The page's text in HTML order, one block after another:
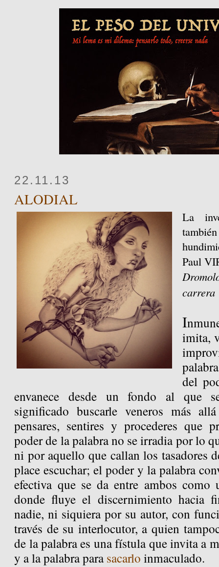
22.11.13
ALODIAL
La
Paul
carrera
I
imita,
del
envanece desde un fondo al que
significado buscarle veneros más
pensares, sentires y procederes que
poder de la palabra no se irradia por lo
ni por aquello que callan los tasadores
place escuchar; el poder y la palabra
efectiva que se da entre ambos
donde fluye el discernimiento hacia
nadie, ni siquiera por su autor, con
través de su interlocutor, a quien
de la palabra es una fístula que invita a
y a la palabra para sacarlo inmaculado.